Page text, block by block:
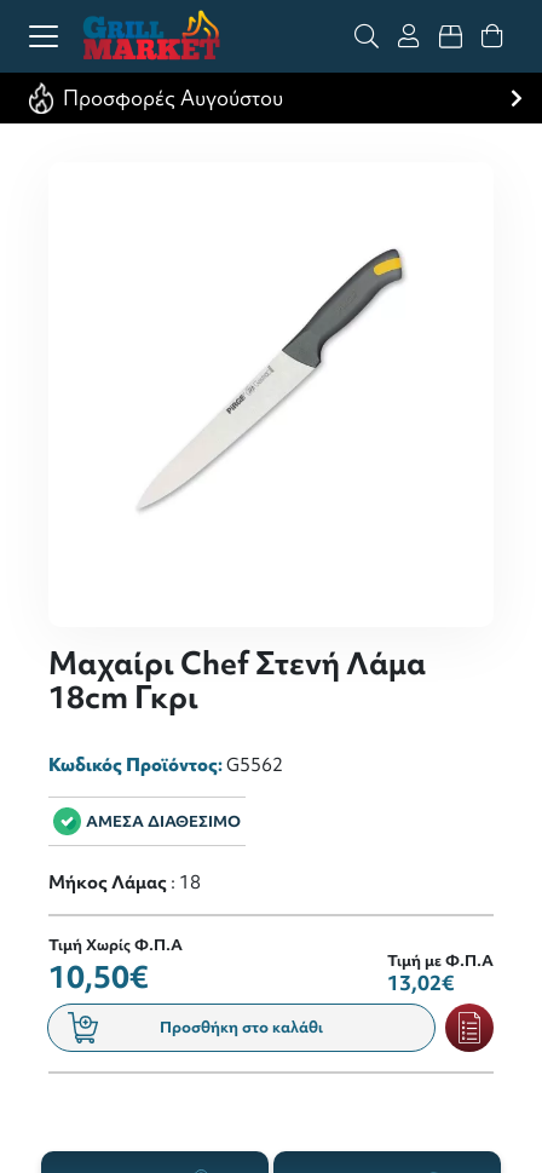
Προσφορές Αυγούστου
Μαχαίρι Chef Στενή Λάμα
18cm Γκρι
Κωδικός Προϊόντος:G5562
ΑΜΕΣΑ ΔΙΑΘΕΣΙΜΟ
Μήκος Λάμας: 18
Τιμή Χωρίς Φ.Π.Α
10,50€ Τιμή με Φ.Π.Α
13,02€
Προσθήκη στο καλάθι